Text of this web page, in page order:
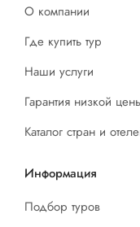
О компании
Где купить тур
Наши услуги
Гарантия низкой
Каталог стран и
Информация
Подбор туров